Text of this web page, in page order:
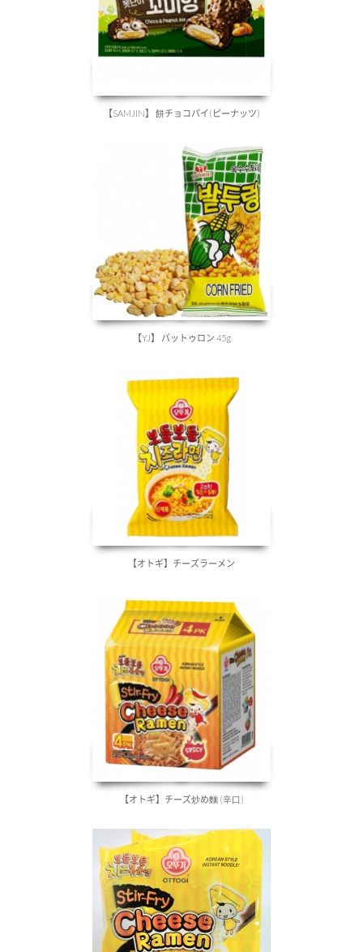
【SAMJIN】 餅チョコパイ(ピーナッツ)
【YJ】 バットゥロン 45g
【オトギ】チーズラーメン
【オトギ】チーズ炒め麵 (辛口)